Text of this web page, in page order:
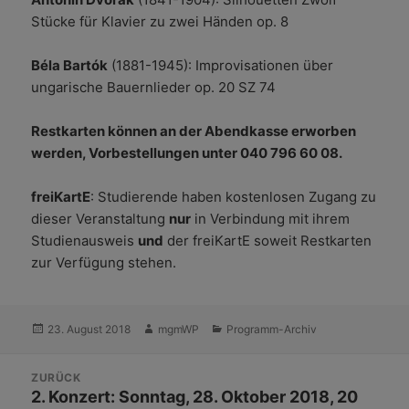
Stücke für Klavier zu zwei Händen op. 8
Béla Bartók (1881-1945): Improvisationen über
ungarische Bauernlieder op. 20 SZ 74
Restkarten können an der Abendkasse erworben
werden, Vorbestellungen unter 040 796 60 08.
freiKartE: Studierende haben kostenlosen Zugang zu
dieser Veranstaltung nur in Verbindung mit ihrem
Studienausweis und der freiKartE soweit Restkarten
zur Verfügung stehen.
Veröffentlicht
23. August 2018 Autor
mgmWP Kategorien
Programm-Archiv
Navigation
ZURÜCK
Vorheriger
2. Konzert: Sonntag, 28. Oktober 2018, 20